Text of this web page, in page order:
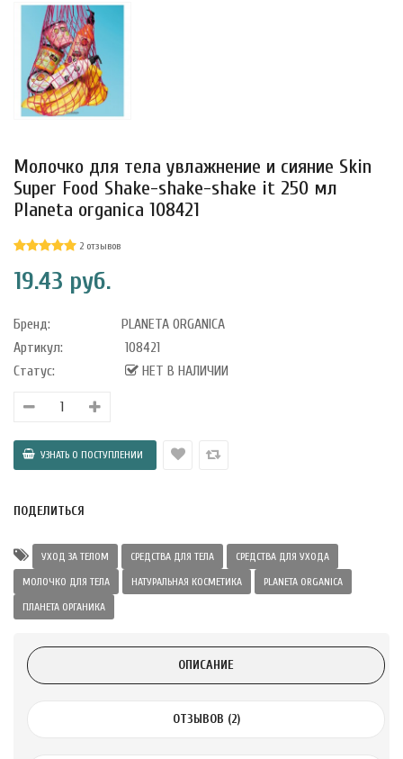
с
DE PEPINS DE
с лимоном и
здорово 75 г
Молочко для тела увлажнение и сияние Skin
Super Food Shake-shake-shake it 250 мл
Planeta organica 108421
2 отзывов
19.43 руб.
Бренд:
PLANETA ORGANICA
Артикул:
108421
Статус:
НЕТ В НАЛИЧИИ
ПОДЕЛИТЬСЯ
УХОД ЗА ТЕЛОМ СРЕДСТВА ДЛЯ ТЕЛА
СРЕДСТВА ДЛЯ УХОДА
МОЛОЧКО ДЛЯ ТЕЛА
НАТУРАЛЬНАЯ КОСМЕТИКА
PLANETA ORGANICA
ПЛАНЕТА ОРГАНИКА
ОПИСАНИЕ
ОТЗЫВОВ (2)